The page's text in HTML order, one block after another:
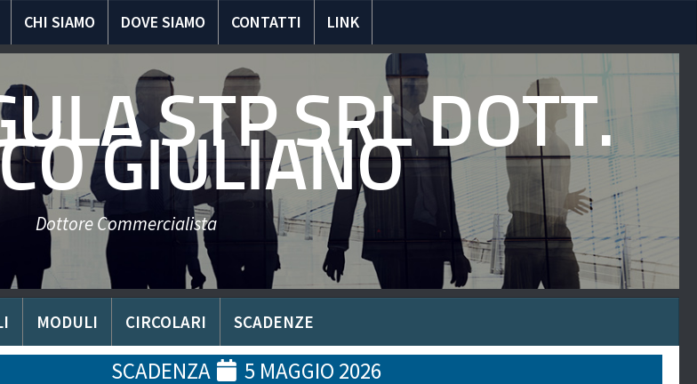
CHI SIAMO DOVE SIAMO CONTATTI LINK
STP SRL DOTT.
GIULIANO
Dottore Commercialista
MODULI CIRCOLARI SCADENZE
SCADENZA 5 MAGGIO 2026